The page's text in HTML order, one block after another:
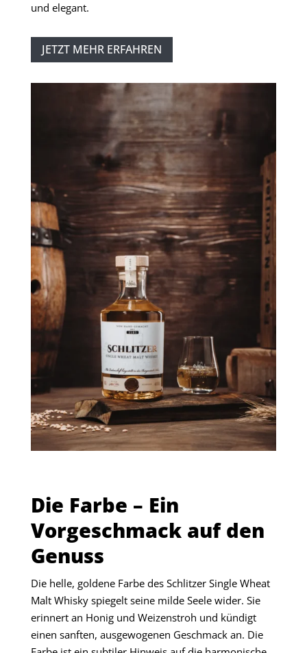
und elegant.
JETZT MEHR ERFAHREN
Die Farbe – Ein
Vorgeschmack auf den
Genuss
Die helle, goldene Farbe des Schlitzer Single Wheat
Malt Whisky spiegelt seine milde Seele wider. Sie
erinnert an Honig und Weizenstroh und kündigt
einen sanften, ausgewogenen Geschmack an. Die